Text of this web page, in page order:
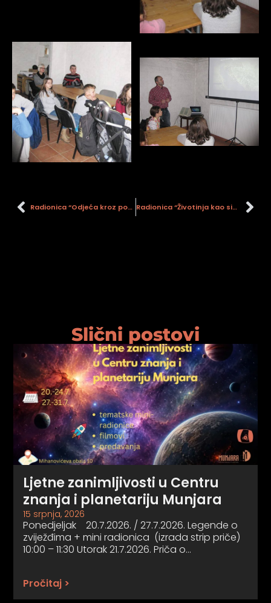
Radionica “Odjeća kroz povijest” (OŠ 22. lipnja) Radionica “Životinja kao simbol”
Slični postovi
Ljetne zanimljivosti u Centru
znanja i planetariju Munjara
15 srpnja, 2026
Ponedjeljak 20.7.2026. / 27.7.2026. Legende o
zviježđima + mini radionica (izrada strip priče)
10:00 – 11:30 Utorak 21.7.2026. Priča o…
Pročitaj >